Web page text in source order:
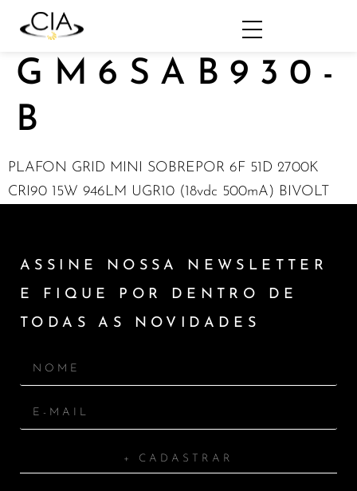
GM6SAB930-
B
PLAFON GRID MINI SOBREPOR 6F 51D 2700K
CRI90 15W 946LM UGR10 (18vdc 500mA) BIVOLT
ASSINE NOSSA NEWSLETTER
E FIQUE POR DENTRO DE
TODAS AS NOVIDADES
+ CADASTRAR